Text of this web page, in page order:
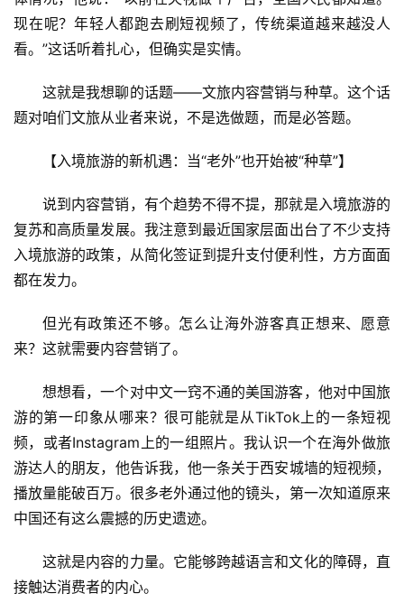
现在呢？年轻人都跑去刷短视频了，传统渠道越来越没人
看。”这话听着扎心，但确实是实情。
这就是我想聊的话题——文旅内容营销与种草。这个话
题对咱们文旅从业者来说，不是选做题，而是必答题。
【入境旅游的新机遇：当“老外”也开始被“种草”】
说到内容营销，有个趋势不得不提，那就是入境旅游的
复苏和高质量发展。我注意到最近国家层面出台了不少支持
入境旅游的政策，从简化签证到提升支付便利性，方方面面
都在发力。
但光有政策还不够。怎么让海外游客真正想来、愿意
来？这就需要内容营销了。
想想看，一个对中文一窍不通的美国游客，他对中国旅
游的第一印象从哪来？很可能就是从TikTok上的一条短视
频，或者Instagram上的一组照片。我认识一个在海外做旅
游达人的朋友，他告诉我，他一条关于西安城墙的短视频，
播放量能破百万。很多老外通过他的镜头，第一次知道原来
中国还有这么震撼的历史遗迹。
这就是内容的力量。它能够跨越语言和文化的障碍，直
接触达消费者的内心。